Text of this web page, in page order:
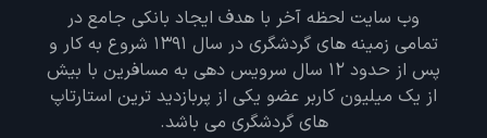
وب سایت لحظه آخر با هدف ایجاد بانکی جامع در
تمامی زمینه های گردشگری در سال 1391 شروع به کار و
پس از حدود 12 سال سرویس دهی به مسافرین با بیش
از یک میلیون کاربر عضو یکی از پربازدید ترین استارتاپ
های گردشگری می باشد.